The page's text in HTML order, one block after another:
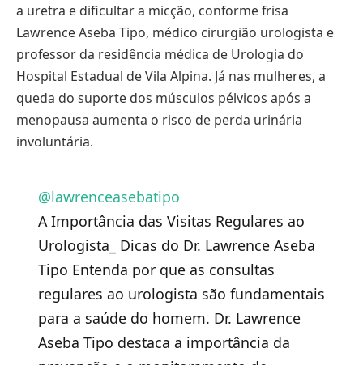
a uretra e dificultar a micção, conforme frisa
Lawrence Aseba Tipo, médico cirurgião urologista e
professor da residência médica de Urologia do
Hospital Estadual de Vila Alpina. Já nas mulheres, a
queda do suporte dos músculos pélvicos após a
menopausa aumenta o risco de perda urinária
involuntária.
@lawrenceasebatipo
A Importância das Visitas Regulares ao
Urologista_ Dicas do Dr. Lawrence Aseba
Tipo Entenda por que as consultas
regulares ao urologista são fundamentais
para a saúde do homem. Dr. Lawrence
Aseba Tipo destaca a importância da